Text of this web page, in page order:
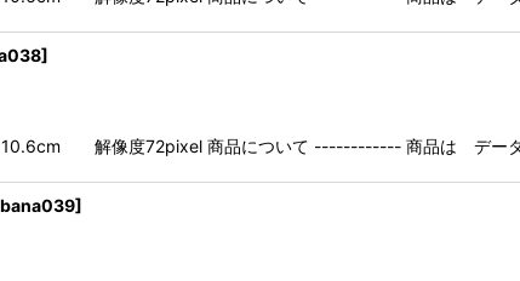
]
解像度72pixel 商品について ------------ 商品は データ
bana039]